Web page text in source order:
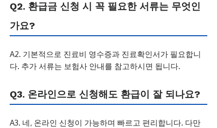
Q2. 환급금 신청 시 꼭 필요한 서류는 무엇인
가요?
A2. 기본적으로 진료비 영수증과 진료확인서가 필요합니
다. 추가 서류는 보험사 안내를 참고하시면 됩니다.
Q3. 온라인으로 신청해도 환급이 잘 되나요?
A3. 네, 온라인 신청이 가능하며 빠르고 편리합니다. 다만